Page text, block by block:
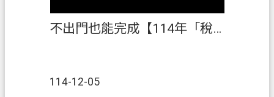
不出門也能完成【114年「稅創藝」租稅短片創作競賽】佳作
114-12-05